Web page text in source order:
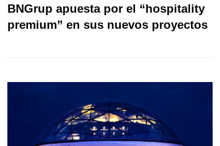
BNGrup apuesta por el “hospitality
premium” en sus nuevos proyectos